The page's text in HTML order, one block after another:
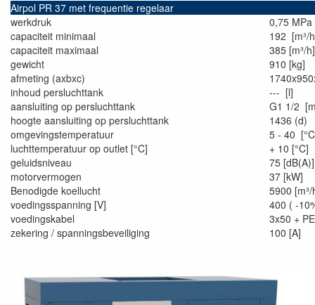
Airpol PR 37 met frequentie regelaar
werkdruk
0,75 MPa
capaciteit minimaal
192 [m³/
capaciteit maximaal
385 [m³/h]
gewicht
910 [kg]
afmeting (axbxc)
inhoud persluchttank
--- [l]
aansluiting op persluchttank
G1 1/2
hoogte aansluiting op persluchttank
1436 (d)
omgevingstemperatuur
5 - 40
luchttemperatuur op outlet [°C]
+ 10 [°C]
geluidsniveau
75 [dB(A)]
motorvermogen
37 [kW]
Benodigde koellucht
5900 [m³/
voedingsspanning [V]
400 ( -
voedingskabel
3x50 +
zekering / spanningsbeveiliging
100 [A]